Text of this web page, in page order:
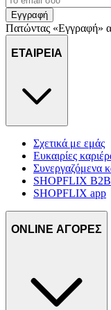
Εγγραφή
Πατώντας «Εγγραφή»
ΕΤΑΙΡΕΙΑ
Σχετικά με εμάς
Ευκαιρίες
Συνεργαζόμενα
SHOPFLIX B2B
SHOPFLIX app
ONLINE ΑΓΟΡΕΣ